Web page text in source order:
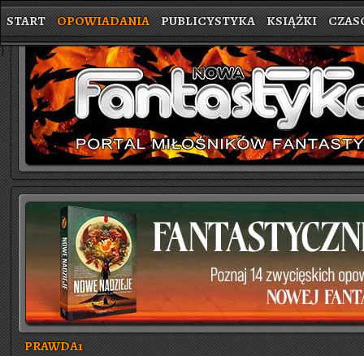
START OPOWIADANIA PUBLICYSTYKA KSIĄŻKI
}
PRAWDA1